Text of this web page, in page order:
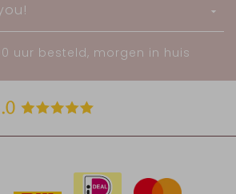
uur besteld, morgen in huis